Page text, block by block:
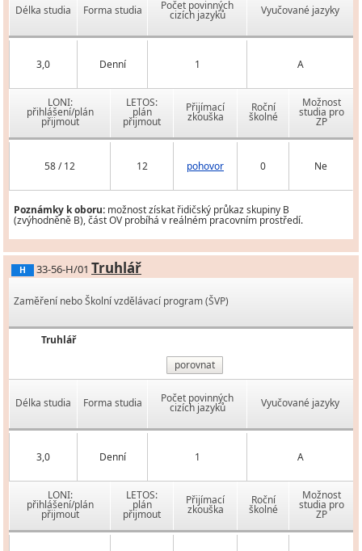
Délka studia Forma studia Počet povinných
cizích jazyků Vyučované jazyky
3,0 Denní 1 A
LONI:
přihlášení/plán
přijmout
LETOS:
plán
přijmout
Přijímací
zkouška
Roční
školné
Možnost
studia pro
ZP
58 / 12 12 pohovor 0 Ne
Poznámky k oboru: možnost získat řidičský průkaz skupiny B
(zvýhodněně B), část OV probíhá v reálném pracovním prostředí.
H 33-56-H/01 Truhlář
Zaměření nebo Školní vzdělávací program (ŠVP)
Truhlář
porovnat
Délka studia Forma studia Počet povinných
cizích jazyků Vyučované jazyky
3,0 Denní 1 A
LONI:
přihlášení/plán
přijmout
LETOS:
plán
přijmout
Přijímací
zkouška
Roční
školné
Možnost
studia pro
ZP